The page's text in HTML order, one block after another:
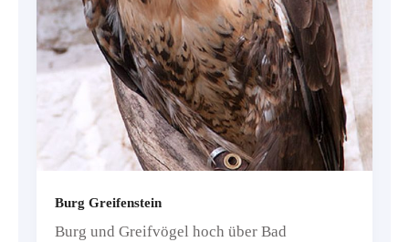
Burg Greifenstein
Burg und Greifvögel hoch über Bad